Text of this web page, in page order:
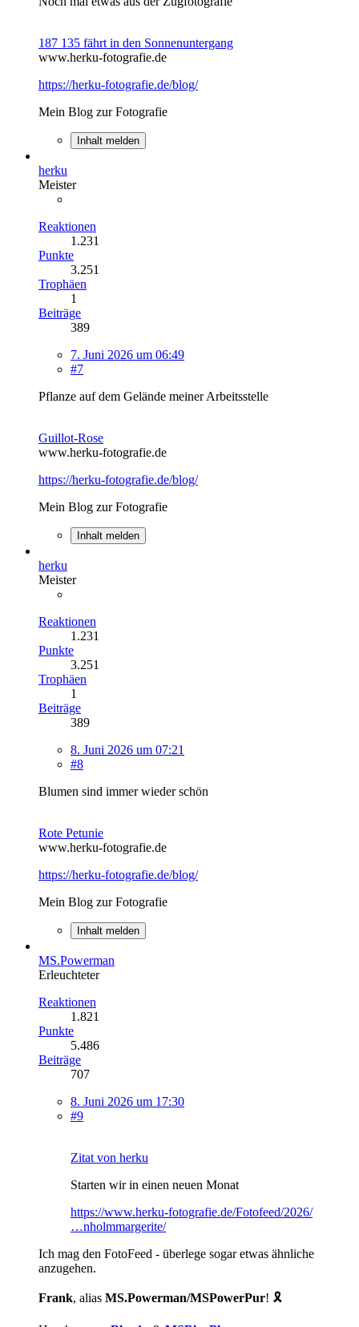
187 135 fährt in den Sonnenuntergang
www.herku-fotografie.de
https://herku-fotografie.de/blog/
Mein Blog zur Fotografie
Inhalt melden
herku
Meister
Reaktionen
1.231
Punkte
3.251
Trophäen
1
Beiträge
389
7. Juni 2026 um 06:49
#7
Pflanze auf dem Gelände meiner Arbeitsstelle
Guillot-Rose
www.herku-fotografie.de
https://herku-fotografie.de/blog/
Mein Blog zur Fotografie
Inhalt melden
herku
Meister
Reaktionen
1.231
Punkte
3.251
Trophäen
1
Beiträge
389
8. Juni 2026 um 07:21
#8
Blumen sind immer wieder schön
Rote Petunie
www.herku-fotografie.de
https://herku-fotografie.de/blog/
Mein Blog zur Fotografie
Inhalt melden
MS.Powerman
Erleuchteter
Reaktionen
1.821
Punkte
5.486
Beiträge
707
8. Juni 2026 um 17:30
#9
Zitat von herku
Starten wir in einen neuen Monat
https://www.herku-fotografie.de/Fotofeed/2026/
…nholmmargerite/
Ich mag den FotoFeed - überlege sogar etwas ähnliche
anzugehen.
Frank, alias MS.Powerman/MSPowerPur! 🎗️